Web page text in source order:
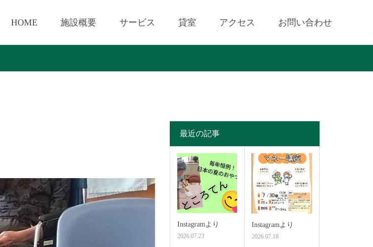
HOME 施設概要 サービス 貸室 アクセス お問い合わせ
最近の記事
Instagramより
2026.07.23
Instagramより
2026.07.18